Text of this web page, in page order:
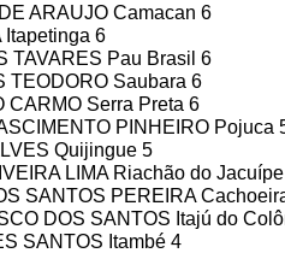
ARAUJO Camacan 6
Itapetinga 6
TAVARES Pau Brasil 6
TEODORO Saubara 6
CARMO Serra Preta 6
PINHEIRO Pojuca
Quijingue 5
LIMA Riachão do
SANTOS PEREIRA
DOS SANTOS Itajú do
SANTOS Itambé 4